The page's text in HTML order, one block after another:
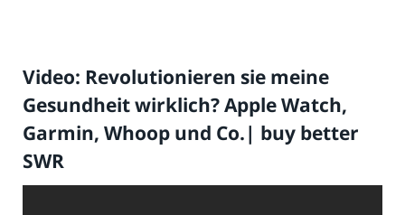
Video: Revolutionieren sie meine
Gesundheit wirklich? Apple Watch,
Garmin, Whoop und Co.| buy better
SWR